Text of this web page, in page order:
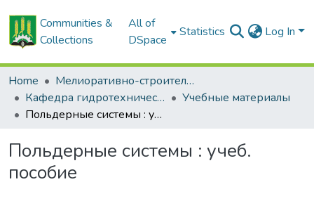
Communities &
Collections
All of
DSpace
Statistics Log In
Home
Мелиоративно-строительный факультет
Кафедра гидротехнических сооружений и водоснабжения
Учебные материалы
Польдерные системы : учеб. пособие
Польдерные системы : учеб.
пособие